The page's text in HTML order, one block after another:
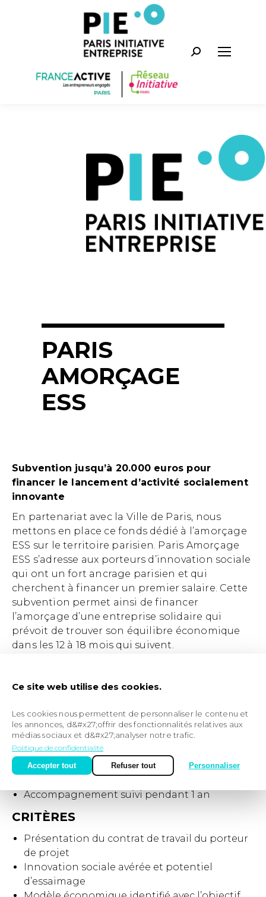
Recherche
PARIS
AMORÇAGE
ESS
Subvention jusqu’à 20.000 euros pour
financer le lancement d’activité socialement
innovante
En partenariat avec la Ville de Paris, nous
mettons en place ce fonds dédié à l’amorçage
ESS sur le territoire parisien. Paris Amorçage
ESS s’adresse aux porteurs d’innovation sociale
qui ont un fort ancrage parisien et qui
cherchent à financer un premier salaire. Cette
subvention permet ainsi de financer
l’amorçage d’une entreprise solidaire qui
prévoit de trouver son équilibre économique
dans les 12 à 18 mois qui suivent.
CARACTÉRISTIQUES
Subvention aux porteurs d’un projet en phase
d’étude de faisabilité
Montant : jusqu’à 20 000 €
Besoins couverts : salaires des personnes clés
(H/F) pour le développement du projet sur 6 à
Accompagnement suivi pendant 1 an
CRITÈRES
Présentation du contrat de travail du porteur
de projet
Innovation sociale avérée et potentiel
d’essaimage
Ce site web utilise des cookies.
Les cookies nous permettent de personnaliser le contenu et
les annonces, d&#x27;offrir des fonctionnalités relatives aux
médias sociaux et d&#x27;analyser notre trafic.
Politique de confidentialité
Accepter tout
Refuser tout Personnaliser